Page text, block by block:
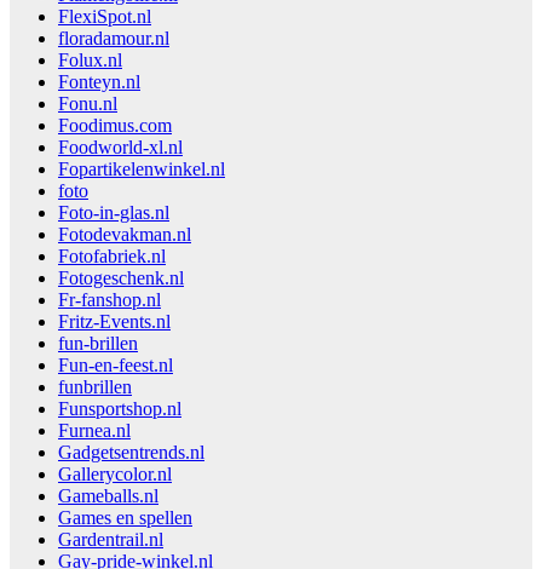
FlexiSpot.nl
floradamour.nl
Folux.nl
Fonteyn.nl
Fonu.nl
Foodimus.com
Foodworld-xl.nl
Fopartikelenwinkel.nl
foto
Foto-in-glas.nl
Fotodevakman.nl
Fotofabriek.nl
Fotogeschenk.nl
Fr-fanshop.nl
Fritz-Events.nl
fun-brillen
Fun-en-feest.nl
funbrillen
Funsportshop.nl
Furnea.nl
Gadgetsentrends.nl
Gallerycolor.nl
Gameballs.nl
Games en spellen
Gardentrail.nl
Gay-pride-winkel.nl